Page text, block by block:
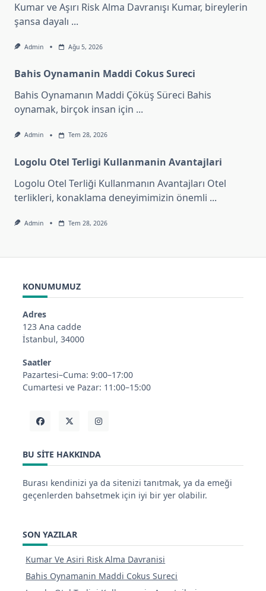
Kumar ve Aşırı Risk Alma Davranışı Kumar, bireylerin
şansa dayalı ...
Admin Ağu 5, 2026
Bahis Oynamanin Maddi Cokus Sureci
Bahis Oynamanın Maddi Çöküş Süreci Bahis
oynamak, birçok insan için ...
Admin Tem 28, 2026
Logolu Otel Terligi Kullanmanin Avantajlari
Logolu Otel Terliği Kullanmanın Avantajları Otel
terlikleri, konaklama deneyimimizin önemli ...
Admin Tem 28, 2026
KONUMUMUZ
Adres
123 Ana cadde
İstanbul, 34000
Saatler
Pazartesi–Cuma: 9:00–17:00
Cumartesi ve Pazar: 11:00–15:00
BU SITE HAKKINDA
Burası kendinizi ya da sitenizi tanıtmak, ya da emeği
geçenlerden bahsetmek için iyi bir yer olabilir.
SON YAZILAR
Kumar Ve Asiri Risk Alma Davranisi
Bahis Oynamanin Maddi Cokus Sureci